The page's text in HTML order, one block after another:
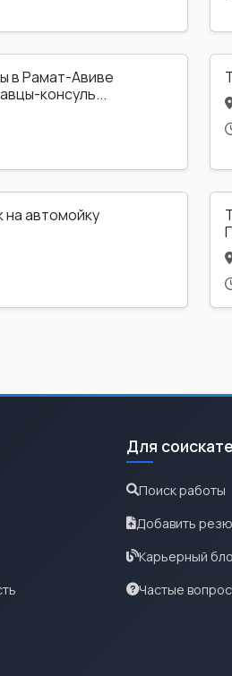
в Рамат-Авиве
консуль...
на автомойку
Для
Поиск работы
Добавить
Карьерный
Частые